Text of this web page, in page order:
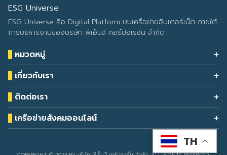
ESG Universe
ESG Universe คือ Digital Platform บนเครือข่ายอินเตอร์เน็ต ภายใต้
การบริหารงานของบริษัท พีเอ็มจี คอร์ปอเรชั่น จำกัด
หมวดหมู่
Health & Wellness
Eco Icon
ESG Data
Climate Change
ESG Report
เกี่ยวกับเรา
Our Services
About Us
Contact Us
ติดต่อเรา
โทรศัพท์: 090-549-2524
เครือข่ายสังคมออนไลน์
TH
Developed bysarunyacrop